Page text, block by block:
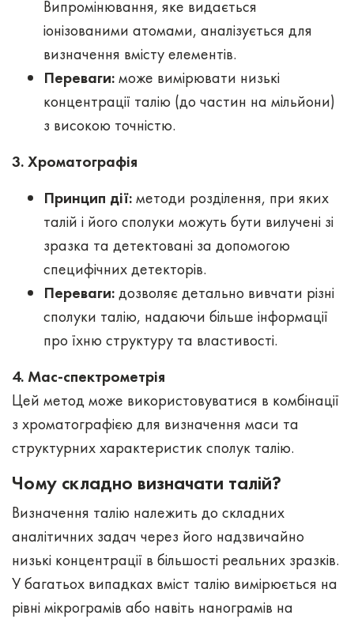
Випромінювання, яке видається
іонізованими атомами, аналізується для
визначення вмісту елементів.
Переваги:може вимірювати низькі
концентрації талію (до частин на мільйони)
з високою точністю.
3. Хроматографія
Принцип дії:методи розділення, при яких
талій і його сполуки можуть бути вилучені зі
зразка та детектовані за допомогою
специфічних детекторів.
Переваги:дозволяє детально вивчати різні
сполуки талію, надаючи більше інформації
про їхню структуру та властивості.
4. Мас-спектрометрія
Цей метод може використовуватися в комбінації
з хроматографією для визначення маси та
структурних характеристик сполук талію.
Чому складно визначати талій?
Визначення талію належить до складних
аналітичних задач через його надзвичайно
низькі концентрації в більшості реальних зразків.
У багатьох випадках вміст талію вимірюється на
рівні мікрограмів або навіть нанограмів на